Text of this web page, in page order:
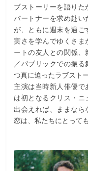
ブストーリーを語り
パートナーを求め赴い
が、ともに週末を過ご
実さを学んでゆくさま
ートの友人との関係、
／パブリックでの振
つ真に迫ったラブスト
主演は当時新人俳優
は初となるクリス・ニ
出会えれば、ままな
恋は、私たちにとって